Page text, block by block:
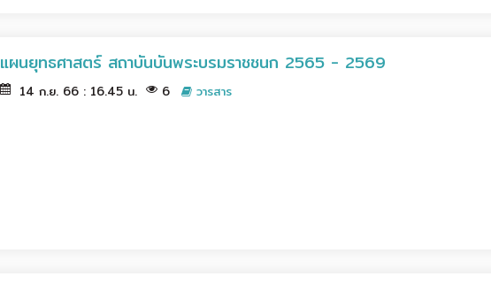
แผนยุทธศาสตร์ สถาบันบันพระบรมราชชนก 2565 - 2569
14 ก.ย. 66 : 16.45 น. 6 วารสาร